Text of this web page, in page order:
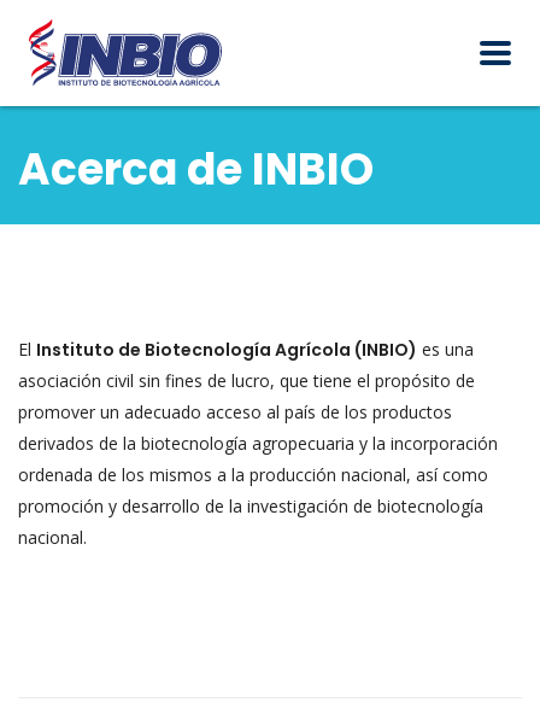
Acerca de INBIO
El Instituto de Biotecnología Agrícola (INBIO) es una
asociación civil sin fines de lucro, que tiene el propósito de
promover un adecuado acceso al país de los productos
derivados de la biotecnología agropecuaria y la incorporación
ordenada de los mismos a la producción nacional, así como
promoción y desarrollo de la investigación de biotecnología
nacional.